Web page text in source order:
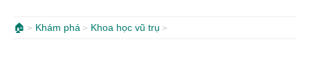
🏠 Khám phá Khoa học vũ trụ